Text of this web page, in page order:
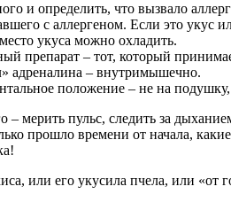
и определить, что вызвало
с аллергеном. Если это
укуса можно охладить.
препарат – тот, который
адреналина – внутримышечно.
положение – не на
– мерить пульс, следить за
прошло времени от начала,
или его укусила пчела, или «от